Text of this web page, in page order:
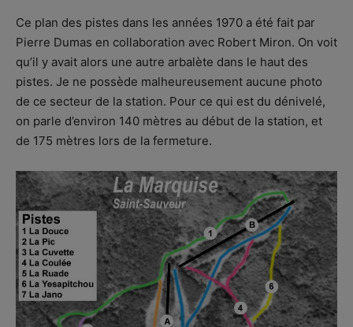
Ce plan des pistes dans les années 1970 a été fait par
Pierre Dumas en collaboration avec Robert Miron. On voit
qu’il y avait alors une autre arbalète dans le haut des
pistes. Je ne possède malheureusement aucune photo
de ce secteur de la station. Pour ce qui est du dénivelé,
on parle d’environ 140 mètres au début de la station, et
de 175 mètres lors de la fermeture.